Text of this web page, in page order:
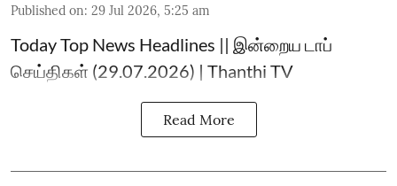
Published on: 29 Jul 2026, 5:25 am
Today Top News Headlines || இன்றைய டாப்
செய்திகள் (29.07.2026) | Thanthi TV
Read More